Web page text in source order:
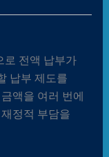
로 전액 납부가
납부 제도를
액을 여러 번에
정적 부담을